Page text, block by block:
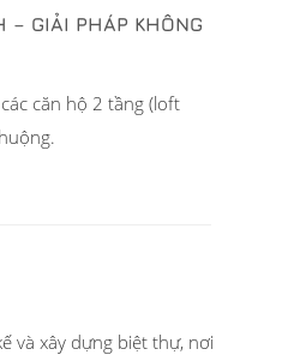
– GIẢI PHÁP KHÔNG
căn hộ 2 tầng (loft
và xây dựng biệt thự, nơi